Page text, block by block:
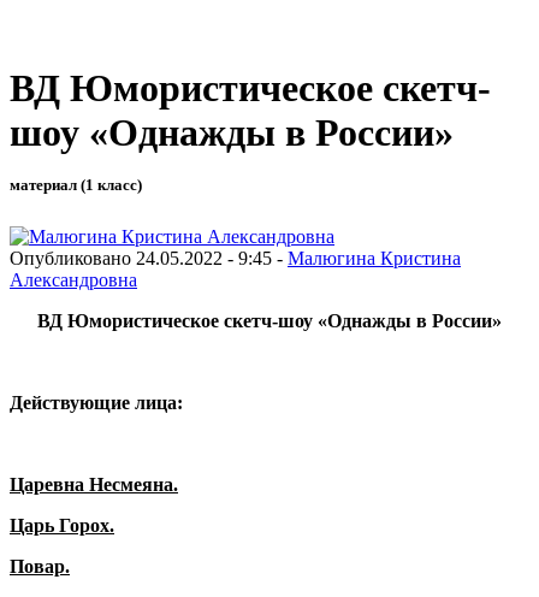
ВД Юмористическое скетч-
шоу «Однажды в России»
материал (1 класс)
Опубликовано 24.05.2022 - 9:45 - Малюгина Кристина
Александровна
ВД Юмористическое скетч-шоу «Однажды в России»
Действующие лица:
Царевна Несмеяна.
Царь Горох.
Повар.